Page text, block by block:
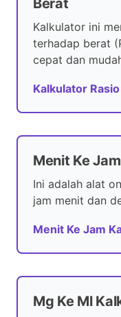
Berat
Kalkulator ini
terhadap berat
cepat dan
Kalkulator
Menit Ke
Ini adalah alat
jam menit dan
Menit Ke Jam
Mg Ke Ml